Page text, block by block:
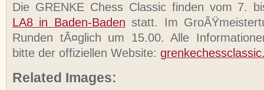
Die GRENKE Chess Classic finden vom 7.
LA8 in Baden-Baden statt. Im
Runden tÃ¤glich um 15.00. Alle
bitte der offiziellen Website:
Related Images: